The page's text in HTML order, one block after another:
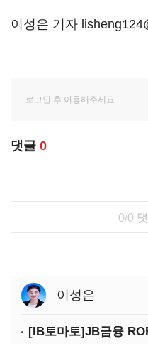
이성은 기자
댓글 0
0/0
이성은